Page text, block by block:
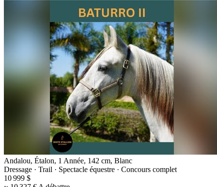
Andalou, Étalon, 1 Année, 142 cm, Blanc
Dressage · Trail · Spectacle équestre · Concours complet
10 999 $